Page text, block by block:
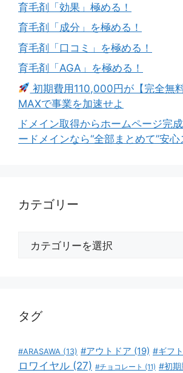
育毛剤「効果」極める！
育毛剤「成分」を極める！
育毛剤「口コミ」を極める！
育毛剤「AGA」を極める！
初期費用110,000円が【完全無
MAXで事業を加速せよ
ドメイン取得からホームページ完
ードメインなら“全部まとめて”安心
カテゴリー
タグ
#ARASAWA (13) #アウトドア (19) #ギフト
ロワイヤル (27) #チョコレート (11) #初期